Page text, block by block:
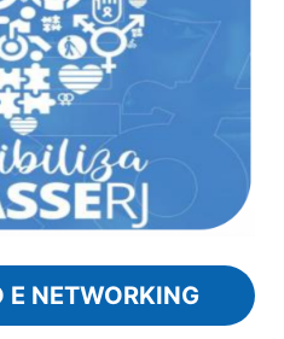
E NETWORKING